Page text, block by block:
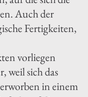
Auch der
Fertigkeiten,
vorliegen
weil sich das
in einem